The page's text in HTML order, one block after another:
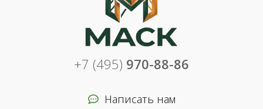
+7 (495) 970-88-86
Написать нам